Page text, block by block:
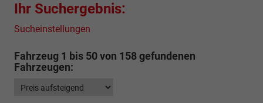
Ihr Suchergebnis:
Sucheinstellungen
Fahrzeug 1 bis 50 von 158 gefundenen
Fahrzeugen: